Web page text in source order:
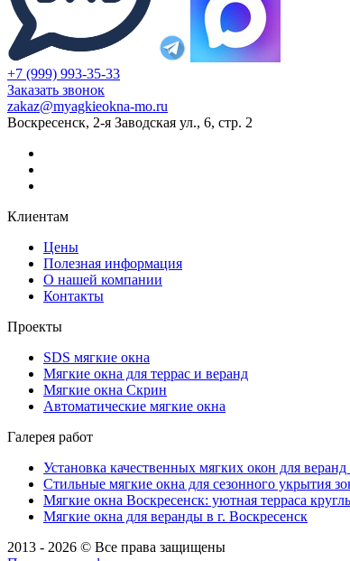
+7 (999) 993-35-33
Заказать звонок
zakaz@myagkieokna-mo.ru
Воскресенск, 2-я Заводская ул., 6, стр. 2
Клиентам
Цены
Полезная информация
О нашей компании
Контакты
Проекты
SDS мягкие окна
Мягкие окна для террас и веранд
Мягкие окна Скрин
Автоматические мягкие окна
Галерея работ
Установка качественных мягких окон для
Стильные мягкие окна для сезонного укрытия
Мягкие окна Воскресенск: уютная терраса
Мягкие окна для веранды в г. Воскресенск
2013 - 2026 © Все права защищены